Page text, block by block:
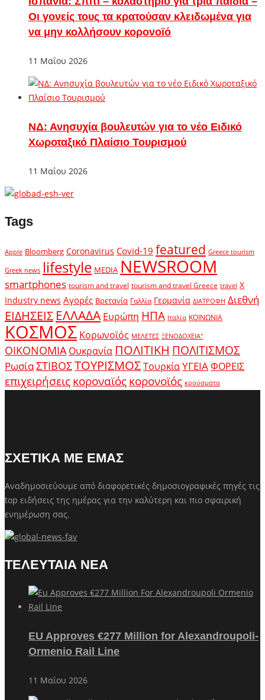
Οι γονείς τους τα κρατούσαν κλειδωμένα για
να μην κολλήσουν κορονοϊό
11 Μαΐου 2026
ΝΔ: Ανησυχία βουλευτών για το νέο Ειδικό
Χωροταξικό Πλαίσιο Τουρισμού
11 Μαΐου 2026
Tags
Apple Bloomberg Coronavirus Covid-19 featured Greece tourism
Greek news lifestyle MEDIA NEWSROOM
smartphones tourism and travel tourism and travel Greece travel X
Industry news Αγορές Βρετανία Γαλλία Γερμανία ΔΙΑΤΡΟΦΗ Διεθνή
ΕΙΔΗΣΕΙΣ ΕΛΛΑΔΑ Ευρώπη ΗΠΑ Ιταλία ΚΟΙΝΩΝΙΑ
ΚΟΣΜΟΣ Κορωνοϊός ΜΕΛΕΤΕΣ ΞΕΝΟΔΟΧΕΙΑ"
ΟΙΚΟΝΟΜΙΑ Ουκρανία ΠΟΛΙΤΙΚΗ ΠΟΛΙΤΙΣΜΟΣ
ΡωσίαΣΤΙΒΟΣΤΟΥΡΙΣΜΟΣΤουρκίαΥΓΕΙΑΦΟΡΕΙΣ
επιχειρήσειςκοροναϊόςκορονοϊός κρούσματα
ΣΧΕΤΙΚΑ ΜΕ ΕΜΑΣ
Αναδημοσιεύουμε από διαφορετικές δημοσιογραφικές πηγές τις
top ειδήσεις της ημέρας για την καλύτερη και πιο σφαιρική
ενημέρωση σας.
ΤΕΛΕΥΤΑΙΑ ΝΕΑ
EU Approves €277 Million for Alexandroupoli-
Ormenio Rail Line
11 Μαΐου 2026